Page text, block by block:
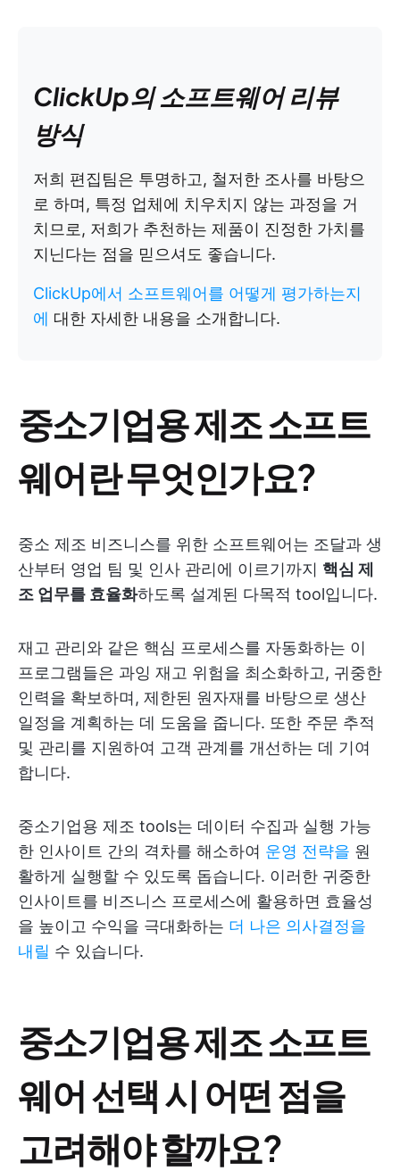
ClickUp의 소프트웨어 리뷰
방식
저희 편집팀은 투명하고, 철저한 조사를 바탕으
로 하며, 특정 업체에 치우치지 않는 과정을 거
치므로, 저희가 추천하는 제품이 진정한 가치를
지닌다는 점을 믿으셔도 좋습니다.
ClickUp에서 소프트웨어를 어떻게 평가하는지
에 대한 자세한 내용을 소개합니다.
중소기업용 제조 소프트
웨어란 무엇인가요?
중소 제조 비즈니스를 위한 소프트웨어는 조달과 생
산부터 영업 팀 및 인사 관리에 이르기까지 핵심 제
조 업무를 효율화하도록 설계된 다목적 tool입니다.
재고 관리와 같은 핵심 프로세스를 자동화하는 이
프로그램들은 과잉 재고 위험을 최소화하고, 귀중한
인력을 확보하며, 제한된 원자재를 바탕으로 생산
일정을 계획하는 데 도움을 줍니다. 또한 주문 추적
및 관리를 지원하여 고객 관계를 개선하는 데 기여
합니다.
중소기업용 제조 tools는 데이터 수집과 실행 가능
한 인사이트 간의 격차를 해소하여 운영 전략을 원
활하게 실행할 수 있도록 돕습니다. 이러한 귀중한
인사이트를 비즈니스 프로세스에 활용하면 효율성
을 높이고 수익을 극대화하는 더 나은 의사결정을
내릴 수 있습니다.
중소기업용 제조 소프트
웨어 선택 시 어떤 점을
고려해야 할까요?